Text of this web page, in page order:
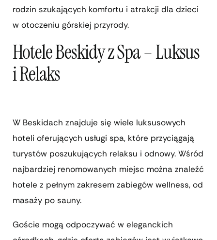
rodzin szukających komfortu i atrakcji dla dzieci
w otoczeniu górskiej przyrody.
Hotele Beskidy z Spa – Luksus
i Relaks
W Beskidach znajduje się wiele luksusowych
hoteli oferujących usługi spa, które przyciągają
turystów poszukujących relaksu i odnowy. Wśród
najbardziej renomowanych miejsc można znaleźć
hotele z pełnym zakresem zabiegów wellness, od
masaży po sauny.
Goście mogą odpoczywać w eleganckich